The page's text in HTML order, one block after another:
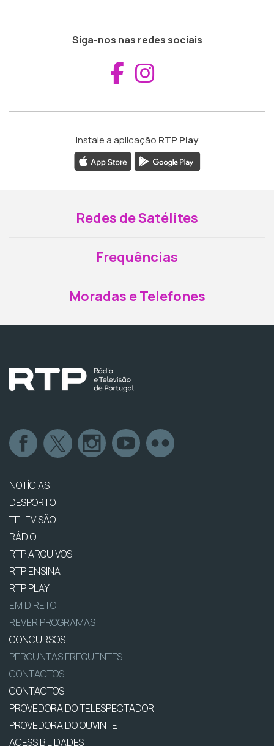
Siga-nos nas redes sociais
Aceder ao
Instale a aplicação RTP Play
Redes de Satélites
Frequências
Moradas e Telefones
NOTÍCIAS
DESPORTO
TELEVISÃO
RÁDIO
RTP ARQUIVOS
RTP ENSINA
RTP PLAY
EM DIRETO
REVER PROGRAMAS
CONCURSOS
PERGUNTAS FREQUENTES
CONTACTOS
CONTACTOS
PROVEDORA DO TELESPECTADOR
PROVEDORA DO OUVINTE
ACESSIBILIDADES